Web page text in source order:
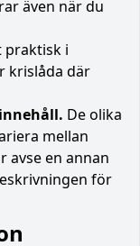
även när du
praktisk i
krislåda där
De olika
mellan
avse en annan
för